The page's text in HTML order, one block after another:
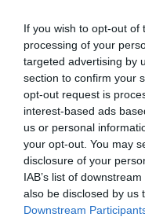
If you wish to opt-out of
processing of your
targeted advertising by
section to confirm your
opt-out request is
interest-based ads
us or personal
your opt-out. You may
disclosure of your
IAB’s list of
also be disclosed by us
Downstream
Ναι,
Ο/ΗΤα έγγραφα τι
06/07/2024 στις 12:18
Είχαν
Καμήλου